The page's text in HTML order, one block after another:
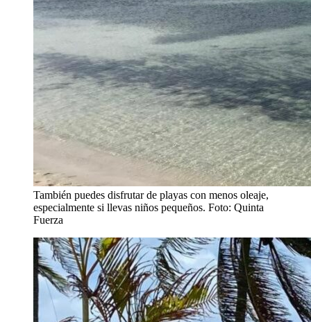
También puedes disfrutar de playas con menos oleaje,
especialmente si llevas niños pequeños. Foto: Quinta
Fuerza